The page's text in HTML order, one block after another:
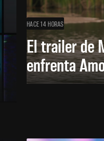
HACE 14 HORAS
El trailer de
enfrenta